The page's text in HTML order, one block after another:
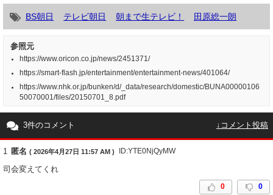
BS朝日 テレビ朝日 朝まで生テレビ！ 田原総一朗
参照元
https://www.oricon.co.jp/news/2451371/
https://smart-flash.jp/entertainment/entertainment-news/401064/
https://www.nhk.or.jp/bunken/d/_data/research/domestic/BUNA00000106
50070001/files/20150701_8.pdf
3件のコメント ↓コメント投稿
1 匿名 ( 2026年4月27日 11:57 AM ) ID:YTE0NjQyMW
司会変えてくれ
0 0